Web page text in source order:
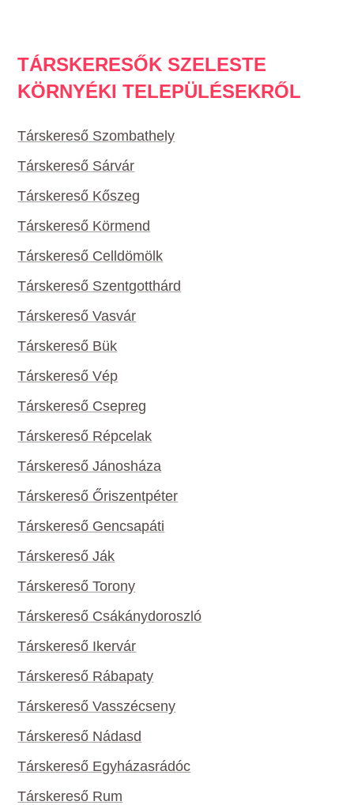
TÁRSKERESŐK SZELESTE
KÖRNYÉKI TELEPÜLÉSEKRŐL
Társkereső Szombathely
Társkereső Sárvár
Társkereső Kőszeg
Társkereső Körmend
Társkereső Celldömölk
Társkereső Szentgotthárd
Társkereső Vasvár
Társkereső Bük
Társkereső Vép
Társkereső Csepreg
Társkereső Répcelak
Társkereső Jánosháza
Társkereső Őriszentpéter
Társkereső Gencsapáti
Társkereső Ják
Társkereső Torony
Társkereső Csákánydoroszló
Társkereső Ikervár
Társkereső Rábapaty
Társkereső Vasszécseny
Társkereső Nádasd
Társkereső Egyházasrádóc
Társkereső Rum